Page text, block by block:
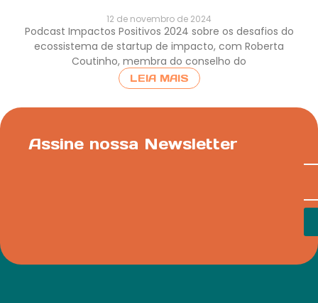
12 de novembro de 2024
Podcast Impactos Positivos 2024 sobre os desafios do
ecossistema de startup de impacto, com Roberta
Coutinho, membra do conselho do
LEIA MAIS
Assine nossa Newsletter